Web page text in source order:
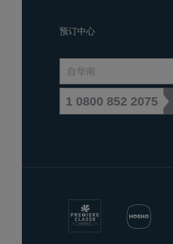
预订中心
自华南
1 0800 852 2075